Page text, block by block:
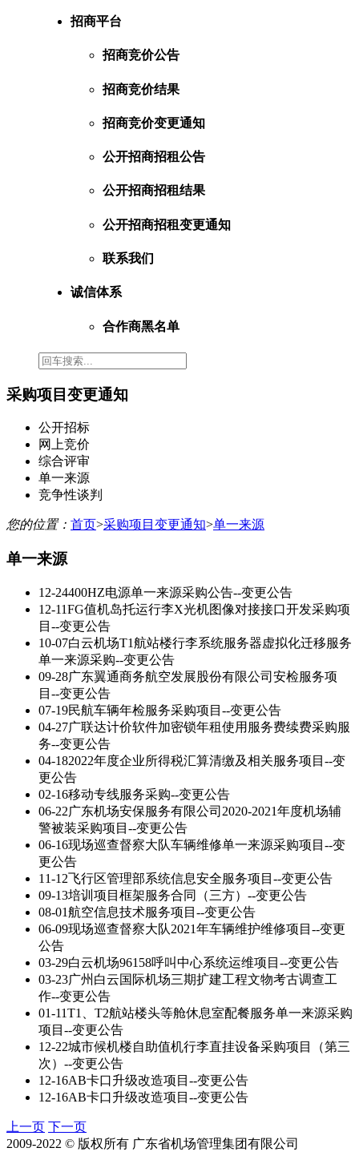
招商平台
招商竞价公告
招商竞价结果
招商竞价变更通知
公开招商招租公告
公开招商招租结果
公开招商招租变更通知
联系我们
诚信体系
合作商黑名单
采购项目变更通知
公开招标
网上竞价
综合评审
单一来源
竞争性谈判
您的位置： 首页>采购项目变更通知>单一来源
单一来源
12-24400HZ电源单一来源采购公告--变更公告
12-11FG值机岛托运行李X光机图像对接接口开发采购项
目--变更公告
10-07白云机场T1航站楼行李系统服务器虚拟化迁移服务
单一来源采购--变更公告
09-28广东翼通商务航空发展股份有限公司安检服务项
目--变更公告
07-19民航车辆年检服务采购项目--变更公告
04-27广联达计价软件加密锁年租使用服务费续费采购服
务--变更公告
04-182022年度企业所得税汇算清缴及相关服务项目--变
更公告
02-16移动专线服务采购--变更公告
06-22广东机场安保服务有限公司2020-2021年度机场辅
警被装采购项目--变更公告
06-16现场巡查督察大队车辆维修单一来源采购项目--变
更公告
11-12飞行区管理部系统信息安全服务项目--变更公告
09-13培训项目框架服务合同（三方）--变更公告
08-01航空信息技术服务项目--变更公告
06-09现场巡查督察大队2021年车辆维护维修项目--变更
公告
03-29白云机场96158呼叫中心系统运维项目--变更公告
03-23广州白云国际机场三期扩建工程文物考古调查工
作--变更公告
01-11T1、T2航站楼头等舱休息室配餐服务单一来源采购
项目--变更公告
12-22城市候机楼自助值机行李直挂设备采购项目（第三
次）--变更公告
12-16AB卡口升级改造项目--变更公告
12-16AB卡口升级改造项目--变更公告
上一页 下一页
2009-2022 © 版权所有 广东省机场管理集团有限公司